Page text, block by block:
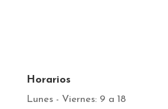
Horarios
Lunes - Viernes: 9 a 18